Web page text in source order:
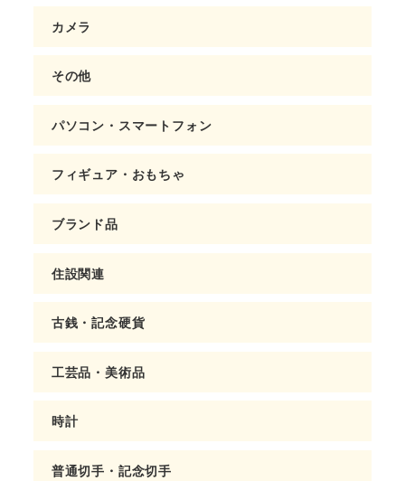
カメラ
その他
パソコン・スマートフォン
フィギュア・おもちゃ
ブランド品
住設関連
古銭・記念硬貨
工芸品・美術品
時計
普通切手・記念切手